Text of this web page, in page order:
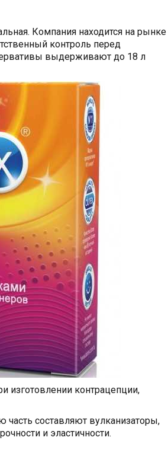
Компания находится на рынке
контроль перед
выдерживают до 18 л
изготовлении контрацепции,
часть составляют вулканизаторы,
и эластичности.